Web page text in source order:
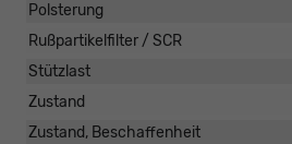
Polsterung
Rußpartikelfilter / SCR
Stützlast
Zustand
Zustand, Beschaffenheit